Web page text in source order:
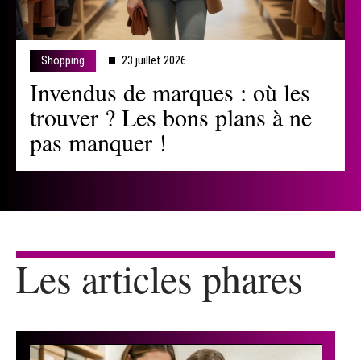
Shopping 23 juillet 2026
Invendus de marques : où les
trouver ? Les bons plans à ne
pas manquer !
Les articles phares